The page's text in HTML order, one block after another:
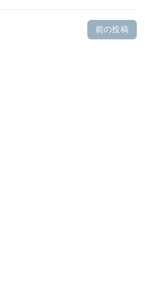
前の投稿